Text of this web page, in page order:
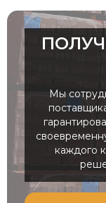
Мы
каждого